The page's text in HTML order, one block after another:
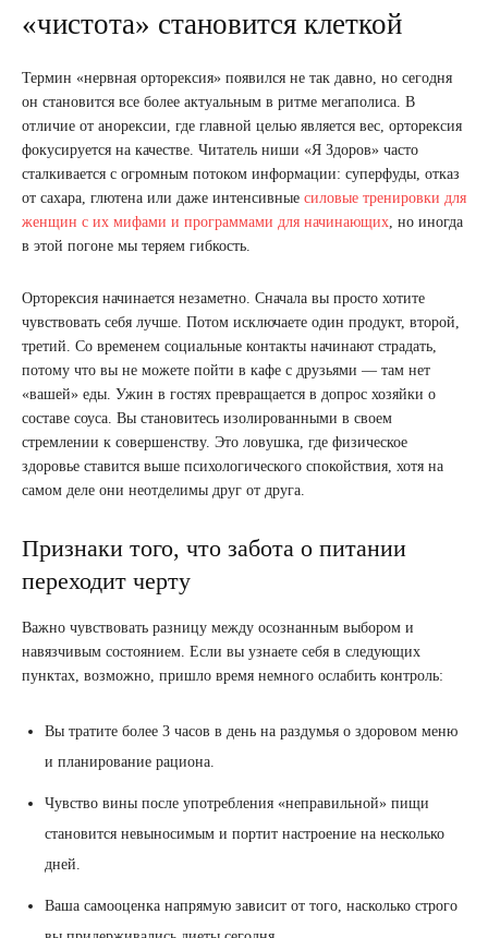
«чистота» становится клеткой
Термин «нервная орторексия» появился не так давно, но сегодня
он становится все более актуальным в ритме мегаполиса. В
отличие от анорексии, где главной целью является вес, орторексия
фокусируется на качестве. Читатель ниши «Я Здоров» часто
сталкивается с огромным потоком информации: суперфуды, отказ
от сахара, глютена или даже интенсивные силовые тренировки для
женщин с их мифами и программами для начинающих , но иногда
в этой погоне мы теряем гибкость.
Орторексия начинается незаметно. Сначала вы просто хотите
чувствовать себя лучше. Потом исключаете один продукт, второй,
третий. Со временем социальные контакты начинают страдать,
потому что вы не можете пойти в кафе с друзьями — там нет
«вашей» еды. Ужин в гостях превращается в допрос хозяйки о
составе соуса. Вы становитесь изолированными в своем
стремлении к совершенству. Это ловушка, где физическое
здоровье ставится выше психологического спокойствия, хотя на
самом деле они неотделимы друг от друга.
Признаки того, что забота о питании
переходит черту
Важно чувствовать разницу между осознанным выбором и
навязчивым состоянием. Если вы узнаете себя в следующих
пунктах, возможно, пришло время немного ослабить контроль:
Вы тратите более 3 часов в день на раздумья о здоровом меню
и планирование рациона.
Чувство вины после употребления «неправильной» пищи
становится невыносимым и портит настроение на несколько
дней.
Ваша самооценка напрямую зависит от того, насколько строго